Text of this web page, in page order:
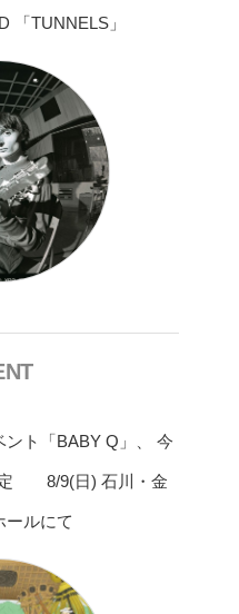
「TUNNELS」
ト「BABY Q」、 今
定 8/9(日) 石川・金
ールにて